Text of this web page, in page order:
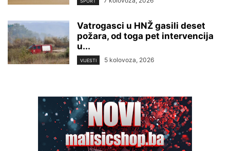
Vatrogasci u HNŽ gasili deset
požara, od toga pet intervencija
u...
VIJESTI 5 kolovoza, 2026